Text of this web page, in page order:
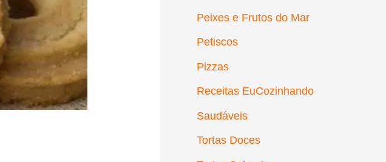
Peixes e Frutos do Mar
Petiscos
Pizzas
Receitas EuCozinhando
Saudáveis
Tortas Doces